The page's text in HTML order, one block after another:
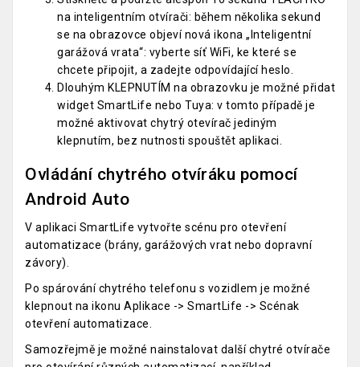
na inteligentním otvírači: během několika sekund
se na obrazovce objeví nová ikona „Inteligentní
garážová vrata“: vyberte síť WiFi, ke které se
chcete připojit, a zadejte odpovídající heslo.
Dlouhým KLEPNUTÍM na obrazovku je možné přidat
widget SmartLife nebo Tuya: v tomto případě je
možné aktivovat chytrý otevírač jediným
klepnutím, bez nutnosti spouštět aplikaci.
Ovládání chytrého otvíráku pomocí
Android Auto
V aplikaci SmartLife vytvořte scénu pro otevření
automatizace (brány, garážových vrat nebo dopravní
závory).
Po spárování chytrého telefonu s vozidlem je možné
klepnout na ikonu Aplikace -> SmartLife -> Scénak
otevření automatizace.
Samozřejmě je možné nainstalovat další chytré otvírače